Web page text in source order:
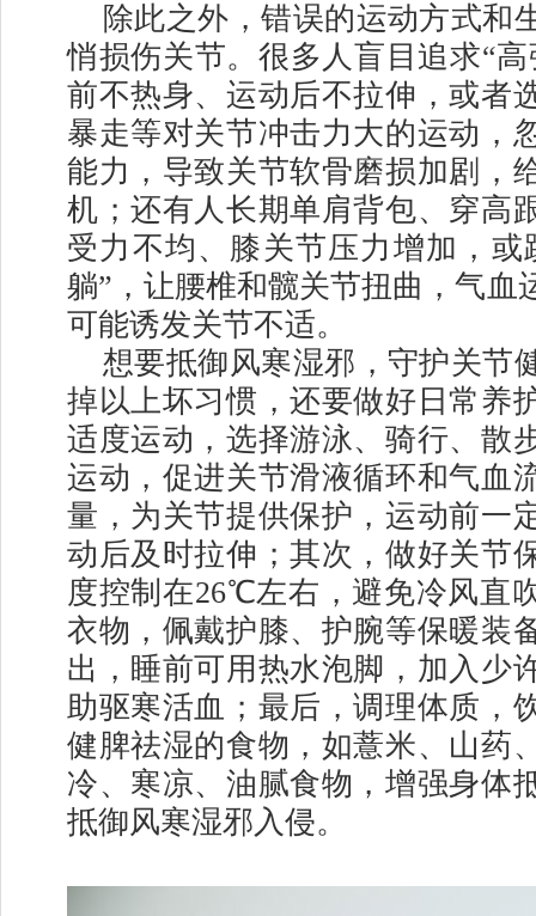
除此之外，错误的运动方式和
悄损伤关节。很多人盲目追求“
前不热身、运动后不拉伸，或者
暴走等对关节冲击力大的运动，
能力，导致关节软骨磨损加剧，
机；还有人长期单肩背包、穿高
受力不均、膝关节压力增加，或
躺”，让腰椎和髋关节扭曲，气血
可能诱发关节不适。
想要抵御风寒湿邪，守护关节
掉以上坏习惯，还要做好日常养
适度运动，选择游泳、骑行、散
运动，促进关节滑液循环和气血
量，为关节提供保护，运动前一
动后及时拉伸；其次，做好关节
度控制在26℃左右，避免冷风直
衣物，佩戴护膝、护腕等保暖装
出，睡前可用热水泡脚，加入少
助驱寒活血；最后，调理体质，
健脾祛湿的食物，如薏米、山药
冷、寒凉、油腻食物，增强身体
抵御风寒湿邪入侵。